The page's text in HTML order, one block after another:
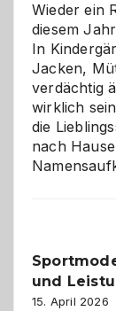
Wieder ein
diesem
In
Jacken,
verdächtig
wirklich
die
nach
und
15. April 2026